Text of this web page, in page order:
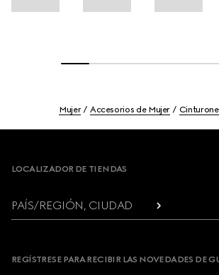
Mujer Accesorios de Mujer
LOCALIZADOR DE TIENDAS
PAÍS/REGIÓN, CIUDAD
REGÍSTRESE PARA RECIBIR LAS NOVEDADES DE